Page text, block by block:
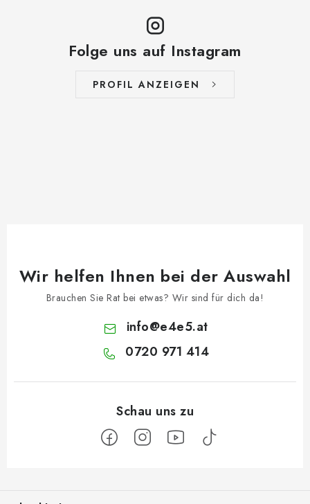
Folge uns auf Instagram
PROFIL ANZEIGEN
Wir helfen Ihnen bei der Auswahl
Brauchen Sie Rat bei etwas? Wir sind für dich da!
info@e4e5.at
0720 971 414